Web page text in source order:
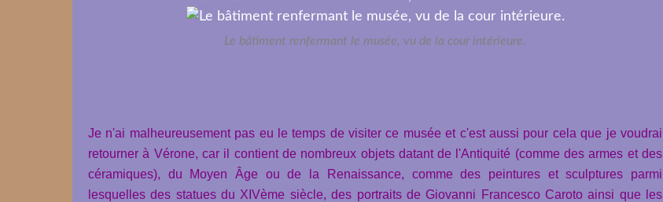
Le bâtiment renfermant le musée, vu de la cour intérieure.
Je n'ai malheureusement pas eu le temps de visiter ce musée et c'est aussi pour cela que je voudrai
retourner à Vérone, car il contient de nombreux objets datant de l'Antiquité (comme des armes et des
céramiques), du Moyen Âge ou de la Renaissance, comme des peintures et sculptures parmi
lesquelles des statues du XIVème siècle, des portraits de Giovanni Francesco Carotoainsi que les